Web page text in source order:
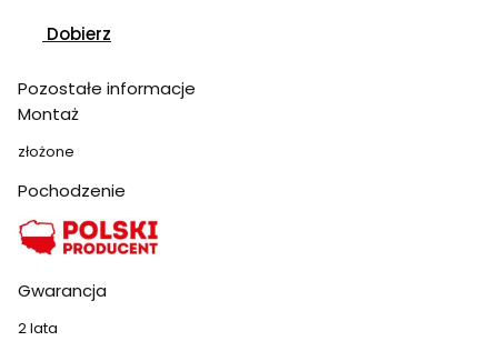
Dobierz
Pozostałe informacje
Montaż
złożone
Pochodzenie
Gwarancja
2 lata